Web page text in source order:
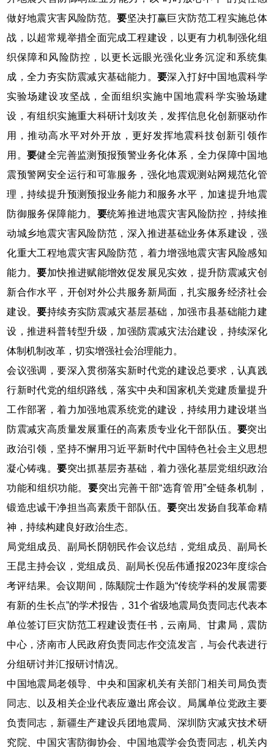
做好地震灾害风险防范。要坚决打赢巨灾防范工程实施总体
战，以超常规举措全面完成工程建设，以更有力机制强化组
织保障和风险防控，以更长远眼光强化业务沉淀和系统集
成，全力夯实防震减灾基础能力。 要深入打好中国地震科学
实验场建设攻坚战，全面组织实施中国地震科学实验场建
设，有组织实施重大科研计划攻关，发挥信息化创新驱动作
用，推动高水平对外开放，更好发挥地震科技创新引领作
用。 要健全完善监测预报预警业务化体系，全力保障中国地
震预警网安全运行和可靠服务，强化地震观测站网规范化管
理，持续提升预测预报业务能力和服务水平，加速提升地震
防御服务保障能力。 要统筹推进地震灾害风险防控，持续推
动城乡地震灾害风险防范，深入推进基础业务体系建设，强
化重大工程地震灾害风险防范，着力增强地震灾害风险感知
能力。要加快推进赋能增效促发展见实效，提升防震减灾创
新合作水平，开创对外公共服务新局面，扎实服务经济社会
建设。要持续夯实防震减灾基层基础，加强市县基础能力建
设，推进科普转型升级，加强防震减灾法治建设，持续深化
体制机制改革，切实增强社会治理能力。
会议强调，要深入贯彻落实新时代党的建设总要求，认真践
行新时代党的组织路线，落实中央和国家机关党建质量提升
工作部署，着力加强地震系统党的建设，持续用力建设堪当
防震减灾高质量发展重任的高素质专业化干部队伍。要突出
政治引领，坚持不懈用习近平新时代中国特色社会主义思想
凝心铸魂。要突出抓基层夯基础，着力强化基层党组织政治
功能和组织功能。要突出完善干部“选育管用”全链条机制，
锻造忠诚干净担当高素质干部队伍。要突出发扬自我革命精
神，持续构建良好政治生态。
局党组成员、副局长阴朝民作会议总结，党组成员、副局长
王昆主持会议，党组成员、副局长倪岳伟通报2023年度综合
考评结果。会议期间，陈颙院士作题为“传统学科的发展需要
有新的生长点”的学术报告，31个省级地震局负责同志代表本
单位签订巨灾防范工程建设责任书，云南局、甘肃局，震防
中心，济南市人民政府负责同志作交流发言，与会代表进行
分组研讨并汇报研讨情况。
中国地震局老领导、中央和国家机关有关部门相关司局负责
同志、以及相关企业代表应邀出席会议。局属单位党政主要
负责同志，新疆生产建设兵团地震局、深圳防灾减灾技术研
究院、中国灾害防御协会、中国地震学会负责同志，机关内